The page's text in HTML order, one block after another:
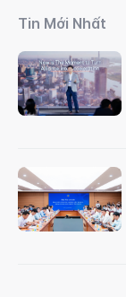
Tin Mới Nhất